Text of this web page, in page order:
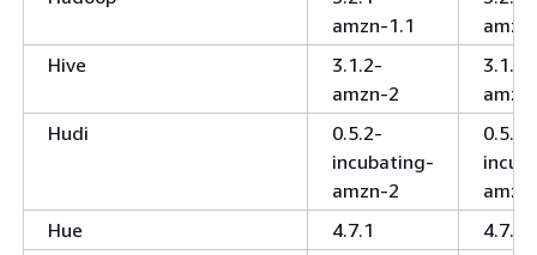
amzn-1.1
Hive
3.1.2-
amzn-2
3.1.2-
Hudi
0.5.2-
incubating-
amzn-2
0.5.2-
Hue
4.7.1
4.7.1